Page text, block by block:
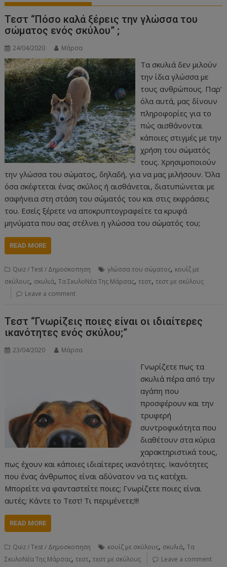
Τεστ “Πόσο καλά ξέρεις την γλώσσα του
σώματος ενός σκύλου” ;
24/04/2020 Μάρσα
Τα σκυλιά δεν μιλούν
την ίδια γλώσσα με
τους ανθρώπους. Παρ’
όλα αυτά, μας δίνουν
πληροφορίες για το
πώς αισθάνονται
κάποιες στιγμές με την
χρήση του σώματός
τους. Χρησιμοποιούν
την γλώσσα του σώματος, δηλαδή, για να μας μιλήσουν. Όλα
όσα σκέφτεται ένας σκύλος ή αισθάνεται, διατυπώνεται με
σαφήνεια στη στάση του σώματός του και στις εκφράσεις
του. Εσείς ξέρετε να αποκρυπτογραφείτε τα κρυφά
μηνύματα που σας στέλνει η γλώσσα του σώματός του;
READ MORE
Quiz / Test / Δημοσκοπηση γλώσσα του σώματος, κουίζ με
σκύλους, σκυλιά,Τα ΣκυλοΝέα Της Μάρσας,τεστ,τεστ με σκύλους
Leave a comment
Τεστ “Γνωρίζεις ποιες είναι οι ιδιαίτερες
ικανότητες ενός σκύλου;”
23/04/2020 Μάρσα
Γνωρίζετε πως τα
σκυλιά πέρα από την
αγάπη που
προσφέρουν και την
τρυφερή
συντροφικότητα που
διαθέτουν στα κύρια
χαρακτηριστικά τους,
πως έχουν και κάποιες ιδιαίτερες ικανότητες. Ικανότητες
που ένας άνθρωπος είναι αδύνατον να τις κατέχει.
Μπορείτε να φανταστείτε ποιες; Γνωρίζετε ποιες είναι
αυτές; Κάντε το Τεστ! Τι περιμένετε;!!!
READ MORE
Quiz / Test / Δημοσκοπηση κουίζ με σκύλους, σκυλιά,Τα
ΣκυλοΝέα Της Μάρσας,τεστ,τεστ με σκύλους Leave a comment